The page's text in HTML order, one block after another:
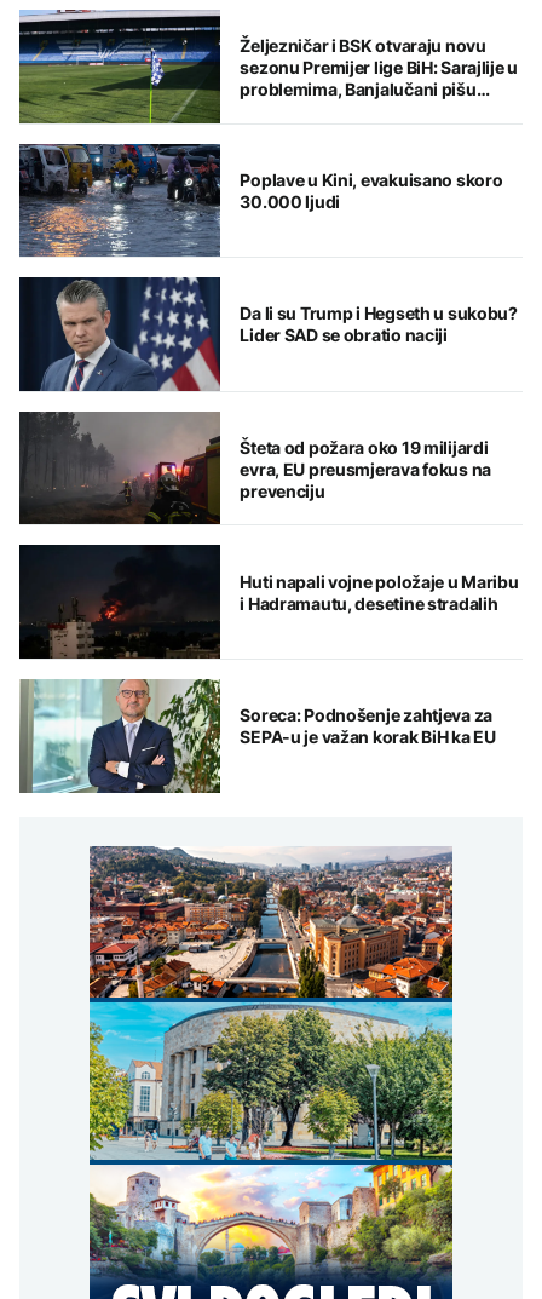
Željezničar i BSK otvaraju novu
sezonu Premijer lige BiH: Sarajlije u
problemima, Banjalučani pišu
Poplave u Kini, evakuisano skoro
30.000 ljudi
Da li su Trump i Hegseth u sukobu?
Lider SAD se obratio naciji
Šteta od požara oko 19 milijardi
evra, EU preusmjerava fokus na
prevenciju
Huti napali vojne položaje u Maribu
i Hadramautu, desetine stradalih
Soreca: Podnošenje zahtjeva za
SEPA-u je važan korak BiH ka EU